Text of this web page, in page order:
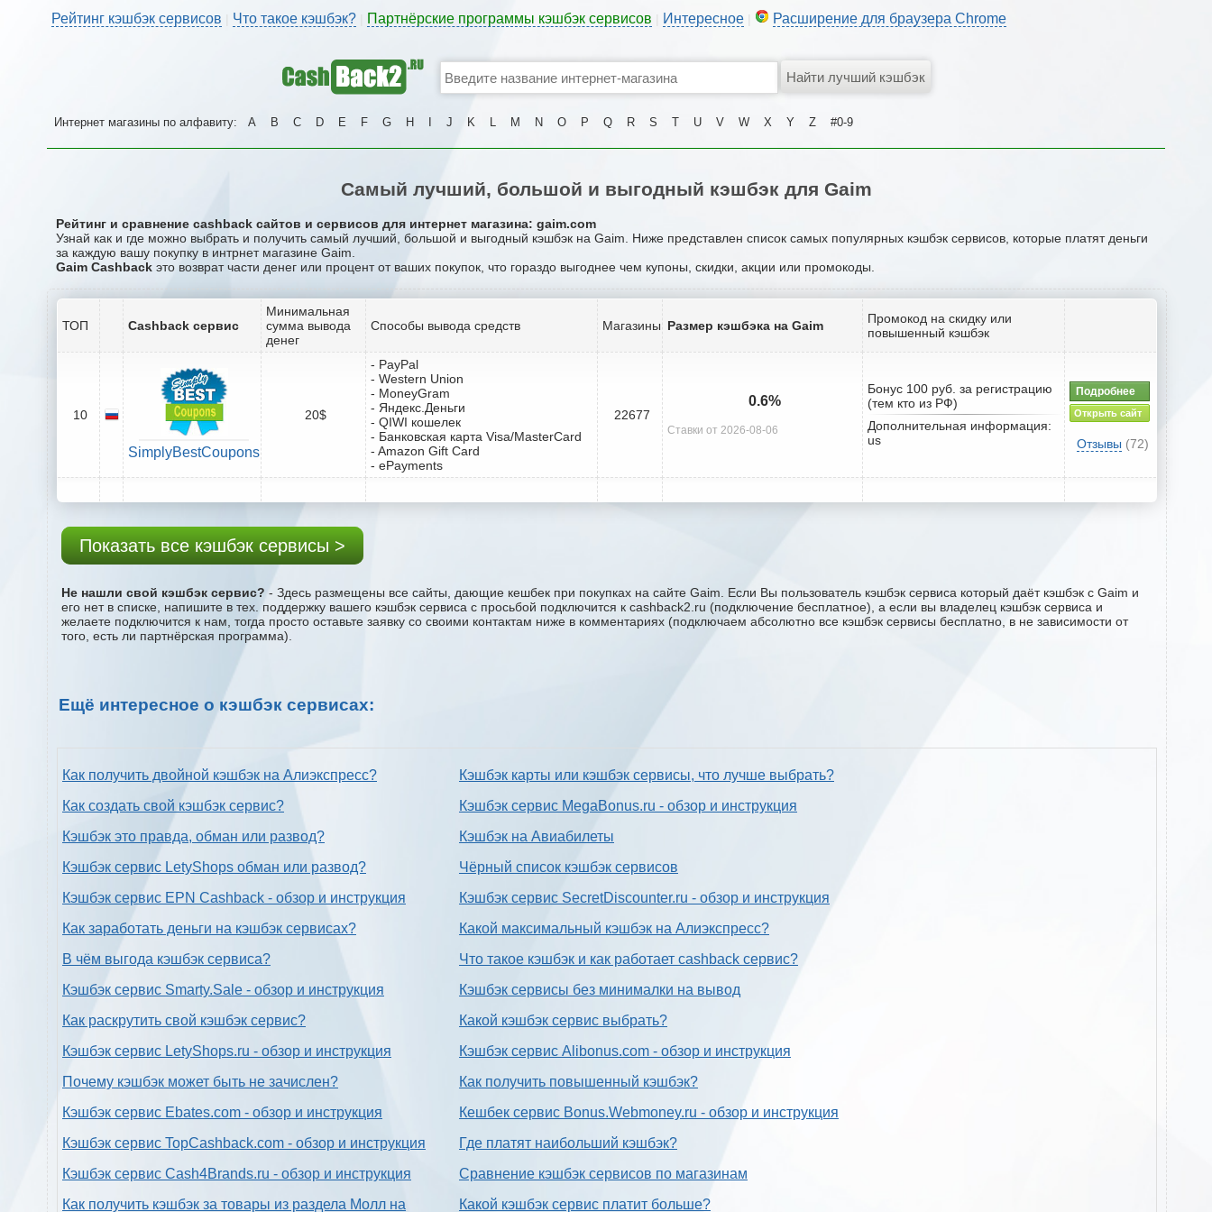
Рейтинг кэшбэк сервисов Что такое кэшбэк? Партнёрские программы кэшбэк сервисов Интересное Расширение для браузера Chrome
Интернет магазины по алфавиту: A B C D E F G H J K L M N O P Q R S T U V W X Y Z #0-9
Самый лучший, большой и выгодный кэшбэк для Gaim
Рейтинг и сравнение cashback сайтов и сервисов для интернет магазина: gaim.com
Узнай как и где можно выбрать и получить самый лучший, большой и выгодный кэшбэк на Gaim. Ниже представлен список самых популярных кэшбэк сервисов, которые платят деньги
за каждую вашу покупку в интрнет магазине Gaim.
Gaim Cashback это возврат части денег или процент от ваших покупок, что гораздо выгоднее чем купоны, скидки, акции или промокоды.
ТОП Cashback сервис
Минимальная
сумма вывода
денег
Способы вывода средств Магазины Размер кэшбэка на Gaim
Промокод на скидку или
повышенный кэшбэк
10
SimplyBestCoupons
20$
- PayPal
- Western Union
- MoneyGram
- Яндекс.Деньги
- QIWI кошелек
- Банковская карта Visa/MasterCard
- Amazon Gift Card
- ePayments
22677
0.6%
Ставки от 2026-08-06
Бонус 100 руб. за регистрацию
(тем кто из РФ)
Дополнительная информация:
us
Подробнее
Открыть сайт
Отзывы (72)
Показать все кэшбэк сервисы >
Не нашли свой кэшбэк сервис? - Здесь размещены все сайты, дающие кешбек при покупках на сайте Gaim. Если Вы пользователь кэшбэк сервиса который даёт кэшбэк с Gaim и
его нет в списке, напишите в тех. поддержку вашего кэшбэк сервиса с проcьбой подключится к cashback2.ru (подключение бесплатное), а если вы владелец кэшбэк сервиса и
желаете подключится к нам, тогда просто оставьте заявку со своими контактам ниже в комментариях (подключаем абсолютно все кэшбэк сервисы бесплатно, в не зависимости от
того, есть ли партнёрская программа).
Ещё интересное о кэшбэк сервисах:
Как получить двойной кэшбэк на Алиэкспресс?
Как создать свой кэшбэк сервис?
Кэшбэк это правда, обман или развод?
Кэшбэк сервис LetyShops обман или развод?
Кэшбэк сервис EPN Cashback - обзор и инструкция
Как заработать деньги на кэшбэк сервисах?
В чём выгода кэшбэк сервиса?
Кэшбэк сервис Smarty.Sale - обзор и инструкция
Как раскрутить свой кэшбэк сервис?
Кэшбэк сервис LetyShops.ru - обзор и инструкция
Почему кэшбэк может быть не зачислен?
Кэшбэк сервис Ebates.com - обзор и инструкция
Кэшбэк сервис TopCashback.com - обзор и инструкция
Кэшбэк сервис Cash4Brands.ru - обзор и инструкция
Как получить кэшбэк за товары из раздела Молл на
Кэшбэк карты или кэшбэк сервисы, что лучше выбрать?
Кэшбэк сервис MegaBonus.ru - обзор и инструкция
Кэшбэк на Авиабилеты
Чёрный список кэшбэк сервисов
Кэшбэк сервис SecretDiscounter.ru - обзор и инструкция
Какой максимальный кэшбэк на Алиэкспресс?
Что такое кэшбэк и как работает cashback сервис?
Кэшбэк сервисы без минималки на вывод
Какой кэшбэк сервис выбрать?
Кэшбэк сервис Alibonus.com - обзор и инструкция
Как получить повышенный кэшбэк?
Кешбек сервис Bonus.Webmoney.ru - обзор и инструкция
Где платят наибольший кэшбэк?
Сравнение кэшбэк сервисов по магазинам
Какой кэшбэк сервис платит больше?